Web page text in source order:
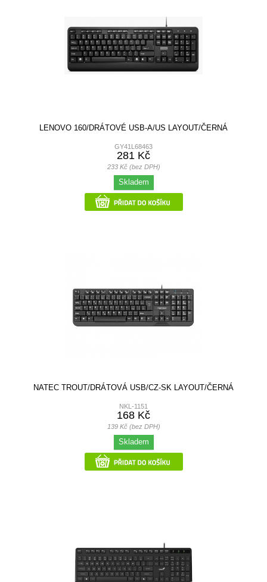
LENOVO 160/DRÁTOVÉ USB-A/US LAYOUT/ČERNÁ
GY41L68463
281 Kč
233 Kč (bez DPH)
Skladem
NATEC TROUT/DRÁTOVÁ USB/CZ-SK LAYOUT/ČERNÁ
NKL-1151
168 Kč
139 Kč (bez DPH)
Skladem